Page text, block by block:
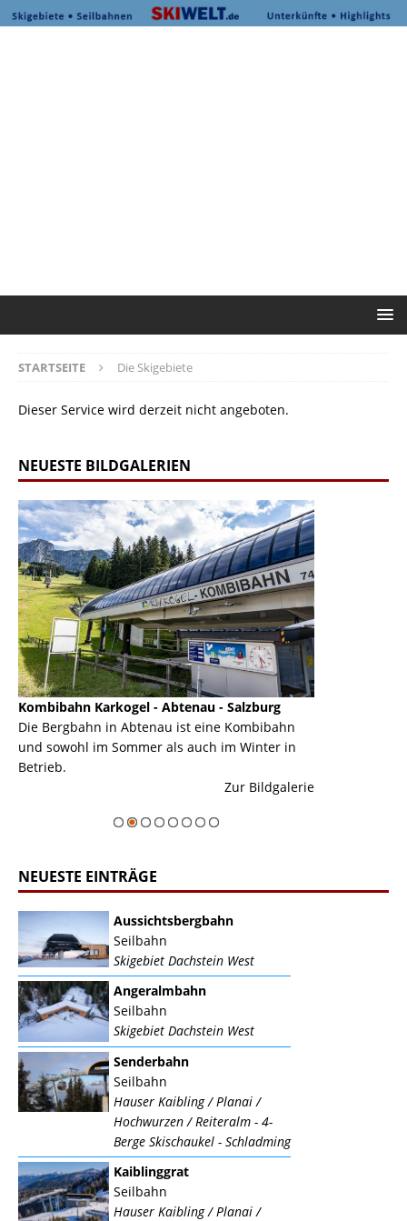
STARTSEITE Die Skigebiete
Dieser Service wird derzeit nicht angeboten.
NEUESTE BILDGALERIEN
Kombibahn Karkogel - Abtenau - Salzburg
Die Bergbahn in Abtenau ist eine Kombibahn
und sowohl im Sommer als auch im Winter in
Betrieb.
Zur Bildgalerie
NEUESTE EINTRÄGE
Aussichtsbergbahn
Seilbahn
Skigebiet Dachstein West
Angeralmbahn
Seilbahn
Skigebiet Dachstein West
Senderbahn
Seilbahn
Hauser Kaibling / Planai /
Hochwurzen / Reiteralm - 4-
Berge Skischaukel - Schladming
Kaiblinggrat
Seilbahn
Hauser Kaibling / Planai /